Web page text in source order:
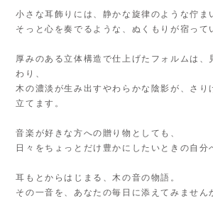
小さな耳飾りには、静かな旋律のような佇ま
そっと心を奏でるような、ぬくもりが宿って
厚みのある立体構造で仕上げたフォルムは、
わり、
木の濃淡が生み出すやわらかな陰影が、さり
立てます。
音楽が好きな方への贈り物としても、
日々をちょっとだけ豊かにしたいときの自分
耳もとからはじまる、木の音の物語。
その一音を、あなたの毎日に添えてみません